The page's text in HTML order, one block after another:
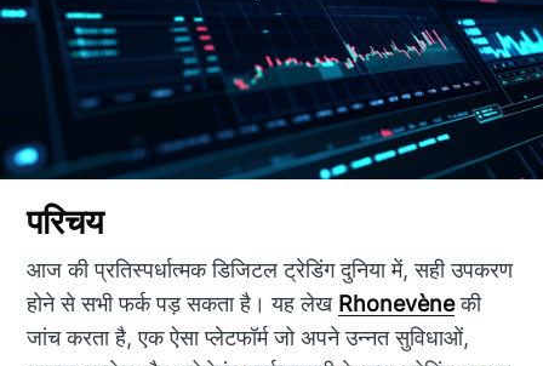
परिचय
आज की प्रतिस्पर्धात्मक डिजिटल ट्रेडिंग दुनिया में, सही उपकरण
होने से सभी फर्क पड़ सकता है। यह लेख Rhonevèneकी
जांच करता है, एक ऐसा प्लेटफॉर्म जो अपने उन्नत सुविधाओं,